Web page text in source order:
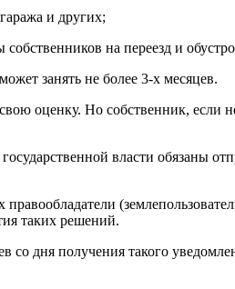
и других;
на переезд и
занять не более 3-х месяцев.
оценку. Но собственник, если
власти обязаны
таких решений.
дня получения такого